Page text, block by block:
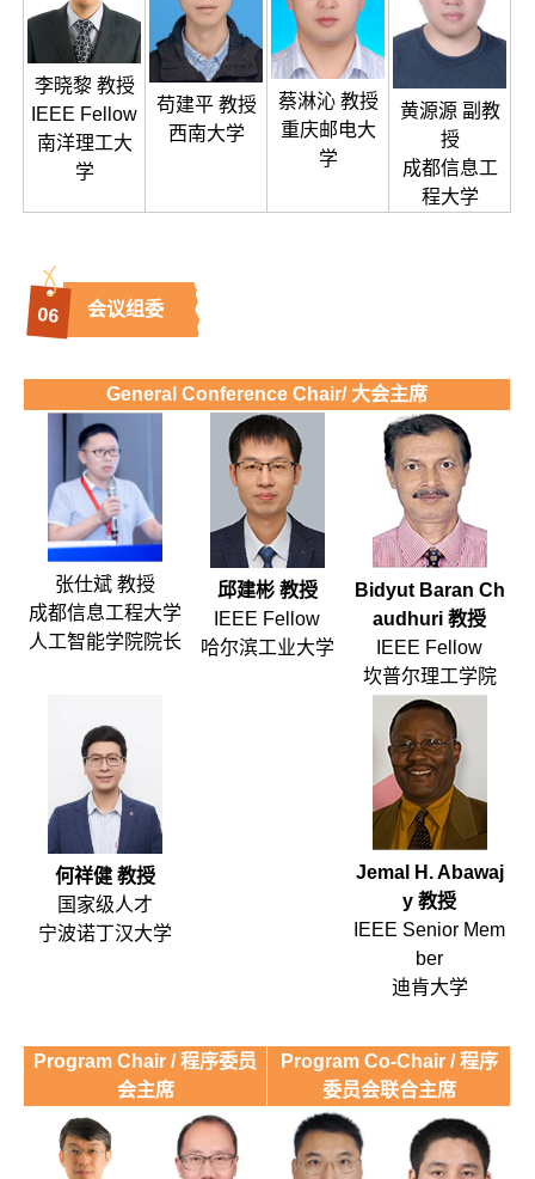
李晓黎 教授
IEEE Fellow
南洋理工大
学
苟建平 教授
西南大学
蔡淋沁 教授
重庆邮电大
学
黄源源 副教
授
成都信息工
程大学
06 会议组委
General Conference Chair/ 大会主席
张仕斌 教授
成都信息工程大学
人工智能学院院长
邱建彬 教授
IEEE Fellow
哈尔滨工业大学
Bidyut Baran Ch
audhuri 教授
IEEE Fellow
坎普尔理工学院
何祥健 教授
国家级人才
宁波诺丁汉大学
Jemal H. Abawaj
y 教授
IEEE Senior Mem
ber
迪肯大学
Program Chair / 程序委员
会主席
Program Co-Chair / 程序
委员会联合主席